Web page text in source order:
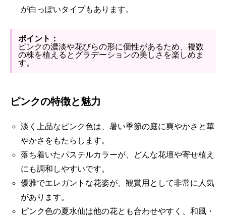
が白っぽいタイプもあります。
ポイント：
ピンクの濃淡や花びらの形に個性があるため、複数
の株を植えるとグラデーションの美しさを楽しめま
す。
ピンクの特徴と魅力
淡く上品なピンク色は、暑い季節の庭に爽やかさと華
やかさをもたらします。
落ち着いたパステルカラーが、どんな花壇や寄せ植え
にも調和しやすいです。
優雅でエレガントな花姿が、観賞用として非常に人気
があります。
ピンク色の夏水仙は他の花とも合わせやすく、和風・